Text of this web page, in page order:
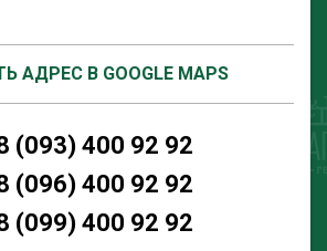
АДРЕС В GOOGLE MAPS
(093) 400 92 92
(096) 400 92 92
(099) 400 92 92